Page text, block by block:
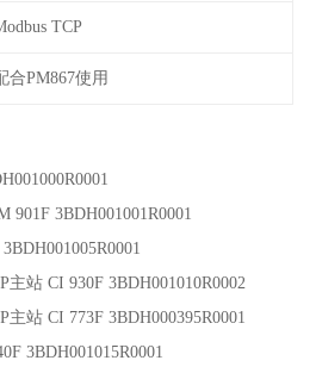
TCP
合PM867使用
3BDH001001R0001
站 CI 930F 3BDH001010R0002
站 CI 773F 3BDH000395R0001
3BDH001015R0001